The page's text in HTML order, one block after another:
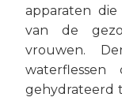
apparaten
van de
vrouwen.
gehydrateerd